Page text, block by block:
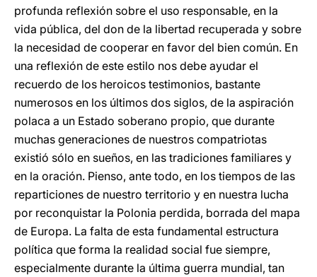
profunda reflexión sobre el uso responsable, en la
vida pública, del don de la libertad recuperada y sobre
la necesidad de cooperar en favor del bien común. En
una reflexión de este estilo nos debe ayudar el
recuerdo de los heroicos testimonios, bastante
numerosos en los últimos dos siglos, de la aspiración
polaca a un Estado soberano propio, que durante
muchas generaciones de nuestros compatriotas
existió sólo en sueños, en las tradiciones familiares y
en la oración. Pienso, ante todo, en los tiempos de las
reparticiones de nuestro territorio y en nuestra lucha
por reconquistar la Polonia perdida, borrada del mapa
de Europa. La falta de esta fundamental estructura
política que forma la realidad social fue siempre,
especialmente durante la última guerra mundial, tan